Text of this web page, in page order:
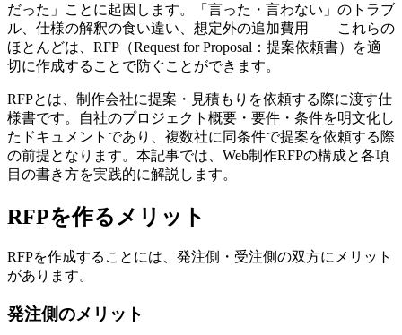
だった」ことに起因します。「言った・言わない」のトラブ
ル、仕様の解釈の食い違い、想定外の追加費用——これらの
ほとんどは、RFP（Request for Proposal：提案依頼書）を適
切に作成することで防ぐことができます。
RFPとは、制作会社に提案・見積もりを依頼する際に渡す仕
様書です。自社のプロジェクト概要・要件・条件を明文化し
たドキュメントであり、複数社に同条件で提案を依頼する際
の前提となります。本記事では、Web制作RFPの構成と各項
目の書き方を実践的に解説します。
RFPを作るメリット
RFPを作成することには、発注側・受注側の双方にメリット
があります。
発注側のメリット